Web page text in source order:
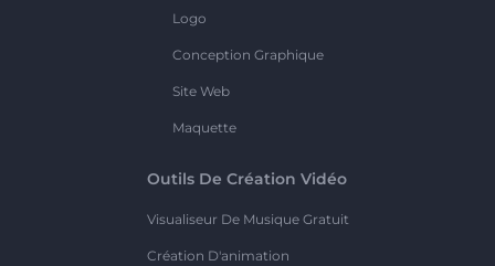
Logo
Conception Graphique
Site Web
Maquette
Outils De Création Vidéo
Visualiseur De Musique Gratuit
Création D'animation